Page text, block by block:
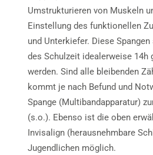
Umstrukturieren von Muskeln
Einstellung des funktionellen
und Unterkiefer. Diese
des Schulzeit idealerweise 14h
werden. Sind alle bleibenden
kommt je nach Befund und
Spange (Multibandapparatur)
(s.o.). Ebenso ist die oben
Invisalign (herausnehmbare
Jugendlichen möglich.